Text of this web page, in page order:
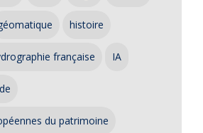
histoire
française IA
du patrimoine